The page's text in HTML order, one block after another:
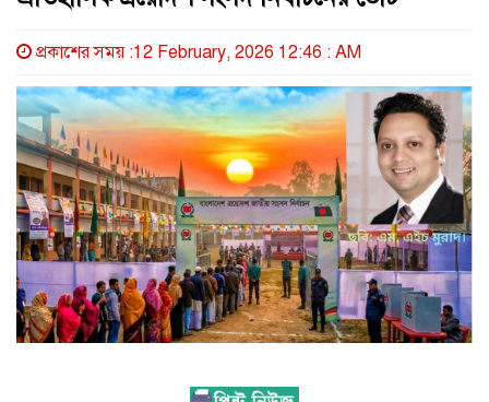
প্রকাশের সময় :12 February, 2026 12:46 : AM